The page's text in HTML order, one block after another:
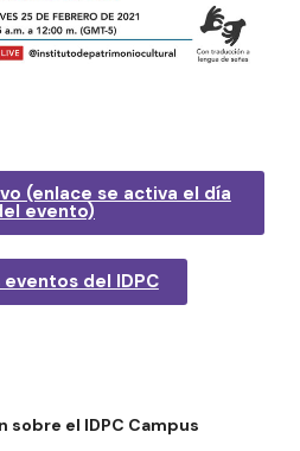
(enlace se activa el día
evento)
del IDPC
sobre el IDPC Campus